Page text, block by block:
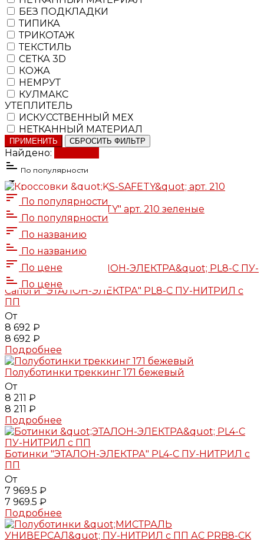
БЕЗ ПОДКЛАДКИ
ТИПИКА
ТРИКОТАЖ
ТЕКСТИЛЬ
СЕТКА 3D
КОЖА
НЕМРУТ
КУЛМАКС
УТЕПЛИТЕЛЬ
ИСКУССТВЕННЫЙ МЕХ
НЕТКАННЫЙ МАТЕРИАЛ
ПРИМЕНИТЬ СБРОСИТЬ ФИЛЬТР
Найдено:
По популярности
По популярности
По популярности
По названию
По названию
По цене
По цене
Кроссовки "KS-SAFETY" арт. 210 зеленые
15 352 ₽
15 352 ₽
Подробнее
Сапоги "ЭТАЛОН-ЭЛЕКТРА" PL8-C ПУ-НИТРИЛ с
ПП
От
8 692 ₽
8 692 ₽
Подробнее
Полуботинки треккинг 171 бежевый
От
8 211 ₽
8 211 ₽
Подробнее
Ботинки "ЭТАЛОН-ЭЛЕКТРА" PL4-C ПУ-НИТРИЛ с
ПП
От
7 969.5 ₽
7 969.5 ₽
Подробнее